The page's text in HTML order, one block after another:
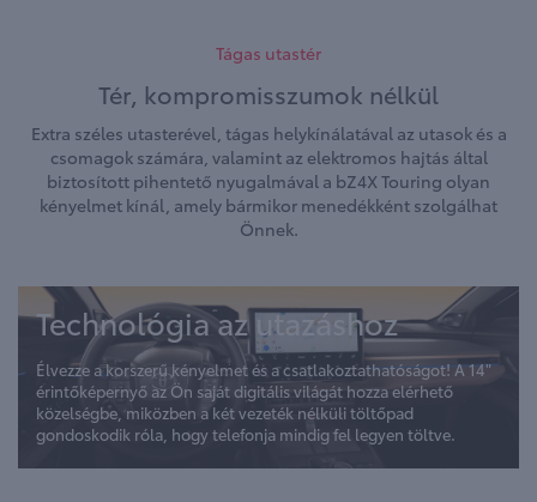
Tágas utastér
Tér, kompromisszumok nélkül
Extra széles utasterével, tágas helykínálatával az utasok és a
csomagok számára, valamint az elektromos hajtás által
biztosított pihentető nyugalmával a bZ4X Touring olyan
kényelmet kínál, amely bármikor menedékként szolgálhat
Önnek.
Technológia az utazáshoz
Élvezze a korszerű kényelmet és a csatlakoztathatóságot! A 14"
érintőképernyő az Ön saját digitális világát hozza elérhető
közelségbe, miközben a két vezeték nélküli töltőpad
gondoskodik róla, hogy telefonja mindig fel legyen töltve.